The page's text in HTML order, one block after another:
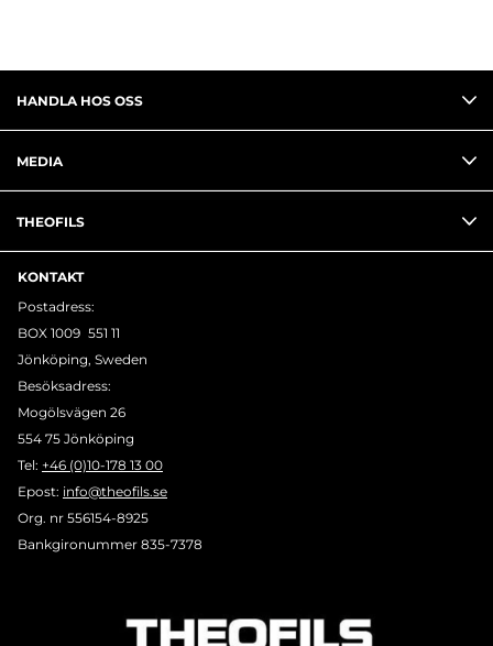
HANDLA HOS OSS
MEDIA
THEOFILS
KONTAKT
Postadress:
BOX 1009 551 11
Jönköping, Sweden
Besöksadress:
Mogölsvägen 26
554 75 Jönköping
Tel: +46 (0)10-178 13 00
Epost: info@theofils.se
Org. nr 556154-8925
Bankgironummer 835-7378